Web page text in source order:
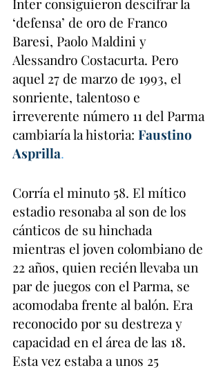
Inter consiguieron descifrar la
‘defensa’ de oro de Franco
Baresi, Paolo Maldini y
Alessandro Costacurta. Pero
aquel 27 de marzo de 1993, el
sonriente, talentoso e
irreverente número 11 del Parma
cambiaría la historia: Faustino
Asprilla.
Corría el minuto 58. El mítico
estadio resonaba al son de los
cánticos de su hinchada
mientras el joven colombiano de
22 años, quien recién llevaba un
par de juegos con el Parma, se
acomodaba frente al balón. Era
reconocido por su destreza y
capacidad en el área de las 18.
Esta vez estaba a unos 25